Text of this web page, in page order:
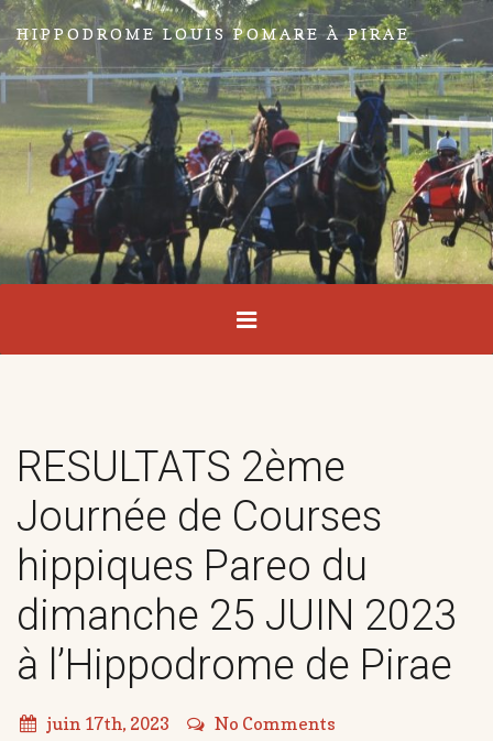
HIPPODROME LOUIS POMARE À PIRAE
RESULTATS 2ème
Journée de Courses
hippiques Pareo du
dimanche 25 JUIN 2023
à l’Hippodrome de Pirae
juin 17th, 2023
No Comments